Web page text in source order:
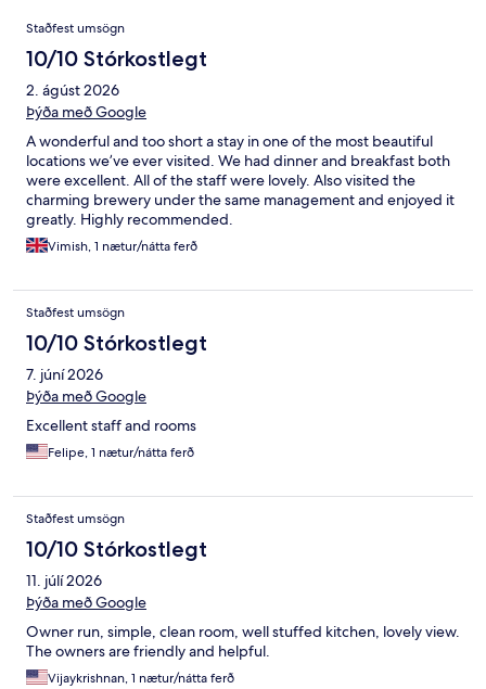
Umsagnir
Staðfest umsögn
10/10 Stórkostlegt
2. ágúst 2026
Þýða með Google
A wonderful and too short a stay in one of the most beautiful
locations we’ve ever visited. We had dinner and breakfast both
were excellent. All of the staff were lovely. Also visited the
charming brewery under the same management and enjoyed it
greatly. Highly recommended.
Vimish, 1 nætur/nátta ferð
Staðfest umsögn
10/10 Stórkostlegt
7. júní 2026
Þýða með Google
Excellent staff and rooms
Felipe, 1 nætur/nátta ferð
Staðfest umsögn
10/10 Stórkostlegt
11. júlí 2026
Þýða með Google
Owner run, simple, clean room, well stuffed kitchen, lovely view.
The owners are friendly and helpful.
Vijaykrishnan, 1 nætur/nátta ferð